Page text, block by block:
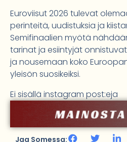
Euroviisut 2026 tulevat
perinteitä, uudistuksia ja
Semifinaalien myötä
tarinat ja esiintyjät
ja nousemaan koko
yleisön suosikeiksi.
Ei sisällä instagram post:eja
Jaa Somessa: